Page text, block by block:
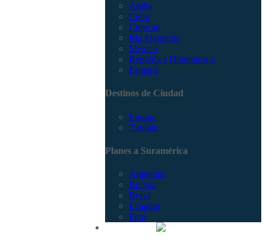
Aruba
Cuba
Curacao
Isla Margarita
México
República Dominicana
Panamá
Destinos de Ciudad
Europa
Turquía
Planes a Suramérica
Argentina
Bolivia
Brasil
Ecuador
Perú